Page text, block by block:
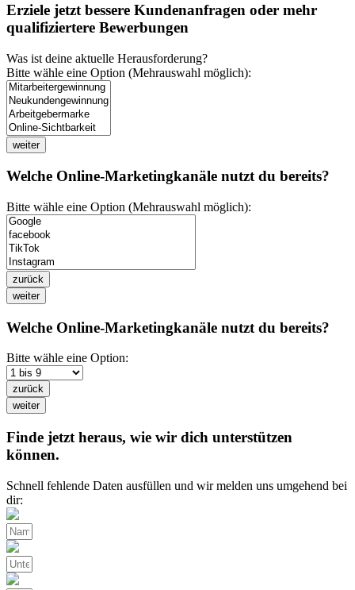
Erziele jetzt bessere Kundenanfragen oder mehr
qualifiziertere Bewerbungen
Was ist deine aktuelle Herausforderung?
Bitte wähle eine Option (Mehrauswahl möglich):
weiter
Welche Online-Marketingkanäle nutzt du bereits?
Bitte wähle eine Option (Mehrauswahl möglich):
zurück
weiter
Welche Online-Marketingkanäle nutzt du bereits?
Bitte wähle eine Option:
zurück
weiter
Finde jetzt heraus, wie wir dich unterstützen
können.
Schnell fehlende Daten ausfüllen und wir melden uns umgehend bei
dir: